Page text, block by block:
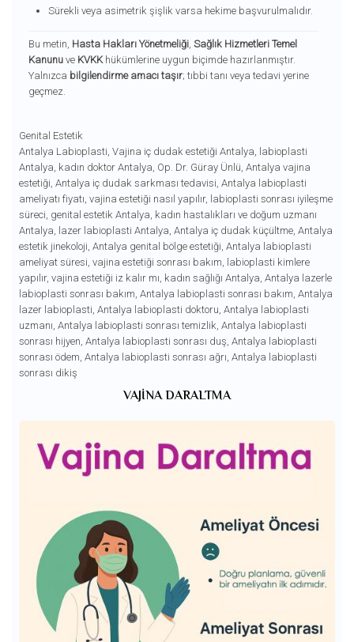
Sürekli veya asimetrik şişlik varsa hekime başvurulmalıdır.
Bu metin, Hasta Hakları Yönetmeliği, Sağlık Hizmetleri Temel
Kanunuve KVKKhükümlerine uygun biçimde hazırlanmıştır.
Yalnızca bilgilendirme amacı taşır; tıbbi tanı veya tedavi yerine
geçmez.
Genital Estetik
Antalya Labioplasti, Vajina iç dudak estetiği Antalya, labioplasti
Antalya, kadın doktor Antalya, Op. Dr. Güray Ünlü, Antalya vajina
estetiği, Antalya iç dudak sarkması tedavisi, Antalya labioplasti
ameliyatı fiyatı, vajina estetiği nasıl yapılır, labioplasti sonrası iyileşme
süreci, genital estetik Antalya, kadın hastalıkları ve doğum uzmanı
Antalya, lazer labioplasti Antalya, Antalya iç dudak küçültme, Antalya
estetik jinekoloji, Antalya genital bölge estetiği, Antalya labioplasti
ameliyat süresi, vajina estetiği sonrası bakım, labioplasti kimlere
yapılır, vajina estetiği iz kalır mı, kadın sağlığı Antalya, Antalya lazerle
labioplasti sonrası bakım, Antalya labioplasti sonrası bakım, Antalya
lazer labioplasti, Antalya labioplasti doktoru, Antalya labioplasti
uzmanı, Antalya labioplasti sonrası temizlik, Antalya labioplasti
sonrası hijyen, Antalya labioplasti sonrası duş, Antalya labioplasti
sonrası ödem, Antalya labioplasti sonrası ağrı, Antalya labioplasti
sonrası dikiş
VAJINA DARALTMA